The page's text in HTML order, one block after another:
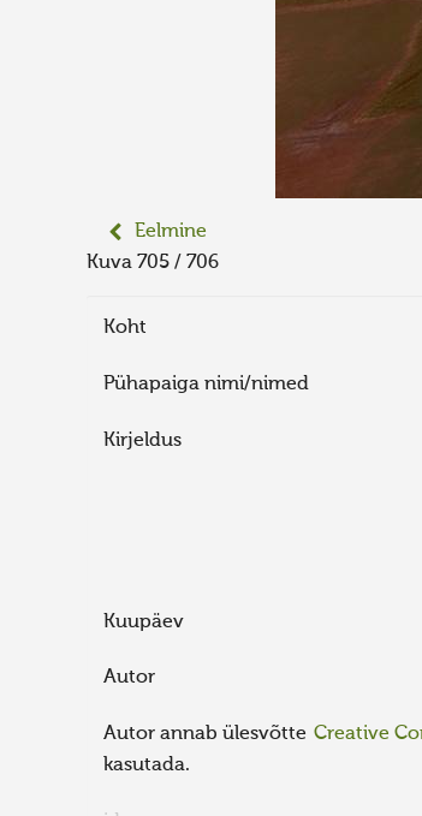
Eelmine
Kuva 705 / 706
Koht
Pühapaiga nimi/nimed
Kirjeldus
Kuupäev
Autor
Autor annab ülesvõtte Creative
kasutada.